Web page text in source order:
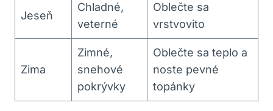
Jeseň
Chladné,
‌veterné
Oblečte sa ​
vrstvovito
Zima
Zimné,
snehové
pokrývky
Oblečte sa teplo ‌a
noste ‌pevné
topánky